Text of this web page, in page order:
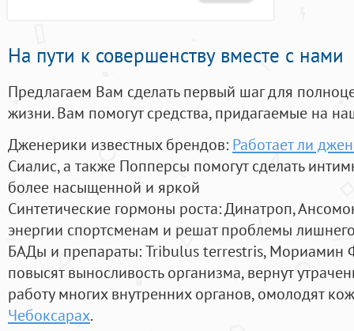
На пути к совершенству вместе с нами
Предлагаем Вам сделать первый шаг для
жизни. Вам помогут средства, придагаемые на
Дженерики известных брендов: Работает ли
Сиалис, а также Попперсы помогут сделать
более насыщенной и яркой
Синтетические гормоны роста: Динатроп,
энергии спортсменам и решат проблемы
БАДы и препараты:Tribulus terrestris, Мориамин
повысят выносливость организма, вернут
работу многих внутренних органов, омолодят
Чебоксарах.